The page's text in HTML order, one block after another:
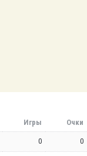
Игры Очки
0 0